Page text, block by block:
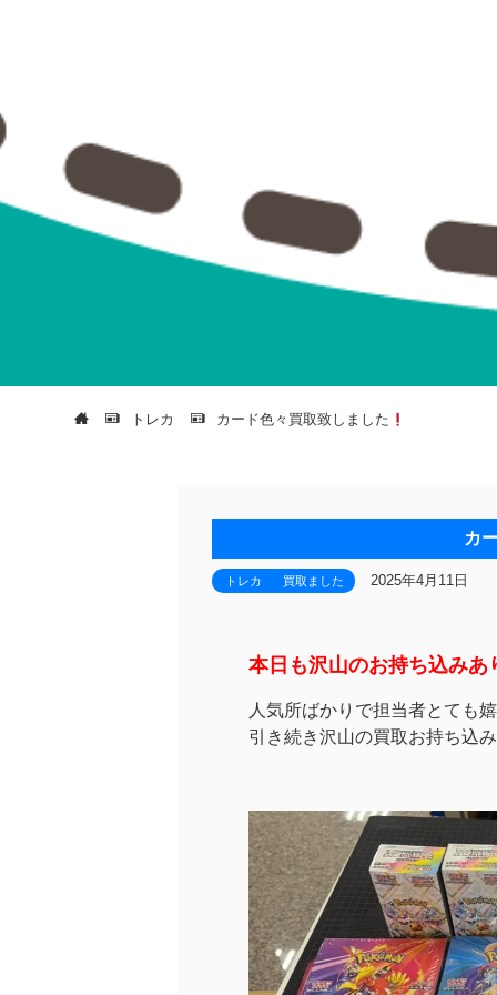
トレカ カード色々買取致しました
カ
トレカ 買取ました 2025年4月11日
本日も沢山のお持ち込みあ
人気所ばかりで担当者とても
引き続き沢山の買取お持ち込